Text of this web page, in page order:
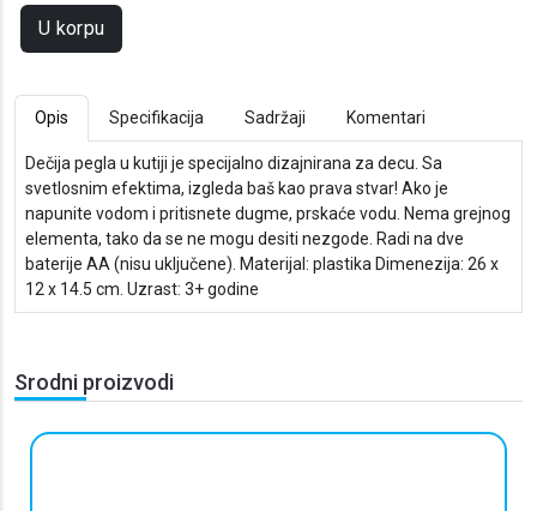
U korpu
Opis Specifikacija Sadržaji Komentari
Dečija pegla u kutiji je specijalno dizajnirana za decu. Sa
svetlosnim efektima, izgleda baš kao prava stvar! Ako je
napunite vodom i pritisnete dugme, prskaće vodu. Nema grejnog
elementa, tako da se ne mogu desiti nezgode. Radi na dve
baterije AA (nisu uključene). Materijal: plastika Dimenezija: 26 x
12 x 14.5 cm. Uzrast: 3+ godine
Srodni proizvodi